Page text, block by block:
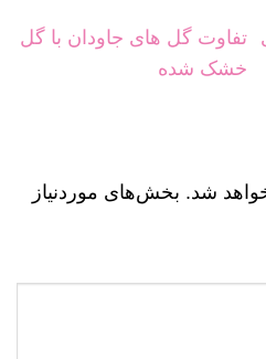
تفاوت گل های جاودان با گل
خشک شده
شد. بخش‌های موردنیاز